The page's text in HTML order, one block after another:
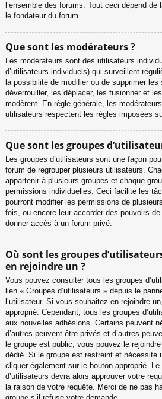
l’ensemble des forums. Tout ceci dépend
le fondateur du forum.
Que sont les modérateurs ?
Les modérateurs sont des utilisateurs
d’utilisateurs individuels) qui surveillent
la possibilité de modifier ou de supprimer
déverrouiller, les déplacer, les fusionner et
modèrent. En règle générale, les
utilisateurs respectent les règles imposées
Que sont les groupes
Les groupes d’utilisateurs sont une façon
forum de regrouper plusieurs utilisateurs.
appartenir à plusieurs groupes et chaque
permissions individuelles. Ceci facilite les
pourront modifier les permissions de
fois, ou encore leur accorder des pouvoirs
donner accès à un forum privé.
Où sont les groupes
en rejoindre un ?
Vous pouvez consulter tous les groupes
lien « Groupes d’utilisateurs » depuis le
l’utilisateur. Si vous souhaitez en rejoindre
approprié. Cependant, tous les groupes
aux nouvelles adhésions. Certains peuvent
d’autres peuvent être privés et d’autres
le groupe est public, vous pouvez le
dédié. Si le groupe est restreint et nécessite
cliquer également sur le bouton approprié.
d’utilisateurs devra alors approuver votre
la raison de votre requête. Merci de ne pas